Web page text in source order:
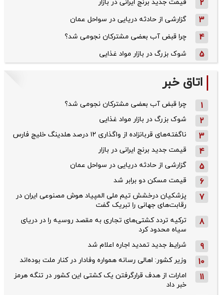
2 قیمت جدید برنج ایرانی در بازار
3 گزارشی از حادثه دریایی در سواحل عمان
4 چرا قبض آب بعضی مشترکان نجومی شد؟
5 شوک بزرگ در بازار مواد غذایی
اتاق خبر
1 چرا قبض آب بعضی مشترکان نجومی شد؟
2 شوک بزرگ در بازار مواد غذایی
3 ناگفته‌های قربانزاده از واگذاری ۱۲ درصد هلدینگ خلیج فارس
4 قیمت جدید برنج ایرانی در بازار
5 گزارشی از حادثه دریایی در سواحل عمان
6 قیمت مسکن دو برابر شد
7
پزشکیان درخشش تیم ملی المپیاد هوش مصنوعی ایران در
رقابت‌های جهانی را تبریک گفت
8
ترکیه تردد کشتی‌های تجاری به مقصد روسیه را در دریای
سیاه محدود کرد
9 شرایط جدید تمدید اجاره اعلام شد
10 وزیر کشور: اهالی رسانه همواره وفادار در کنار ملت بوده‌اند
11
امارات از هدف قرارگرفتن یک کشتی این کشور در تنگه هرمز
خبر داد